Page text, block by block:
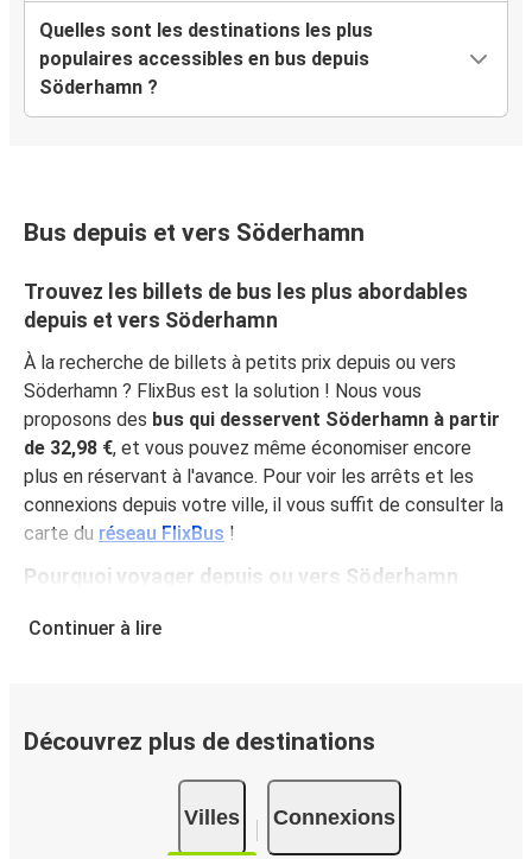
Quelles sont les destinations les plus
populaires accessibles en bus depuis
Söderhamn ?
Bus depuis et vers Söderhamn
Trouvez les billets de bus les plus abordables
depuis et vers Söderhamn
À la recherche de billets à petits prix depuis ou vers
Söderhamn ? FlixBus est la solution ! Nous vous
proposons des bus qui desservent Söderhamn à partir
de 32,98 €, et vous pouvez même économiser encore
plus en réservant à l'avance. Pour voir les arrêts et les
connexions depuis votre ville, il vous suffit de consulter la
carte du réseau FlixBus !
Pourquoi voyager depuis ou vers Söderhamn
confortablement depuis ou vers Söderhamn grâce à
l'équipement à bord, notamment le Wi-Fi gratuit et les
nombreuses prises électriques à votre disposition.
Saviez-vous que vous pouvez choisir votre siège préféré
au moment de la réservation et que votre billet inclut un
Continuer à lire
Découvrez plus de destinations
Villes Connexions